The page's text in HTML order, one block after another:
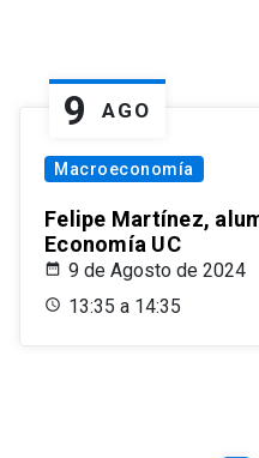
9 AGO
Macroeconomía
Felipe Martínez,
Economía UC
9 de Agosto de 2024
13:35 a 14:35